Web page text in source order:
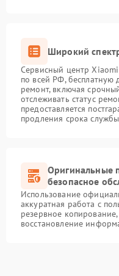
Широкий
Сервисный центр Xiaomi
по всей РФ, бесплатную
ремонт, включая
отслеживать статус
предоставляется
продления срока
Оригинальные
безопасное
Использование
аккуратная работа с
резервное
восстановление